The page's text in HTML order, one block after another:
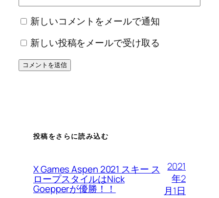
新しいコメントをメールで通知
新しい投稿をメールで受け取る
投稿をさらに読み込む
X Games Aspen 2021 スキー ス
ロープスタイルはNick
Goepperが優勝！！
2021
年2
月1日